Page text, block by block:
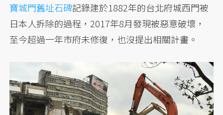
寶城門舊址石碑記錄建於1882年的台北府城西門被
日本人拆除的過程，2017年8月發現被惡意破壞，
至今超過一年市府未修復，也沒提出相關計畫。